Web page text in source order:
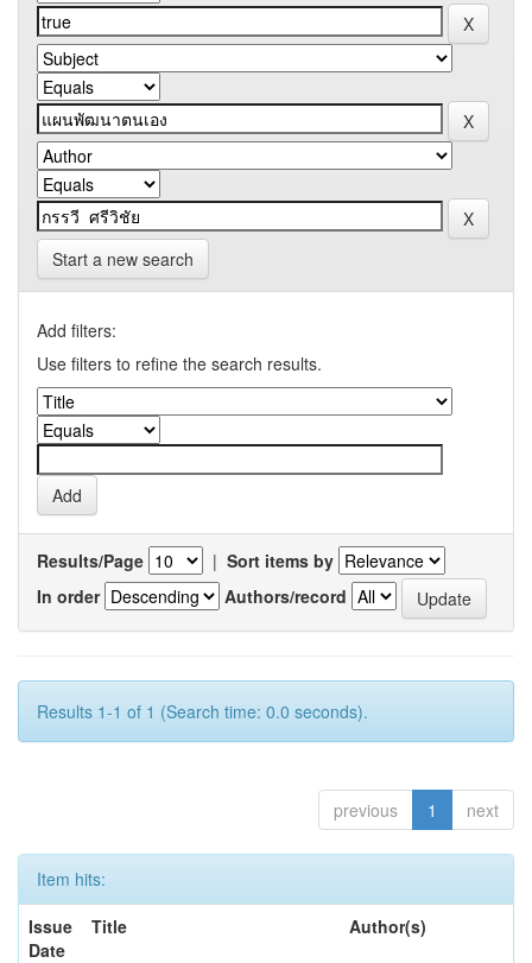
Start a new search
Add filters:
Use filters to refine the search results.
Results/Page | Sort items by
In order
Authors/record
Results 1-1 of 1 (Search time: 0.0 seconds).
previous 1 next
Item hits:
Issue
Date
Title Author(s)